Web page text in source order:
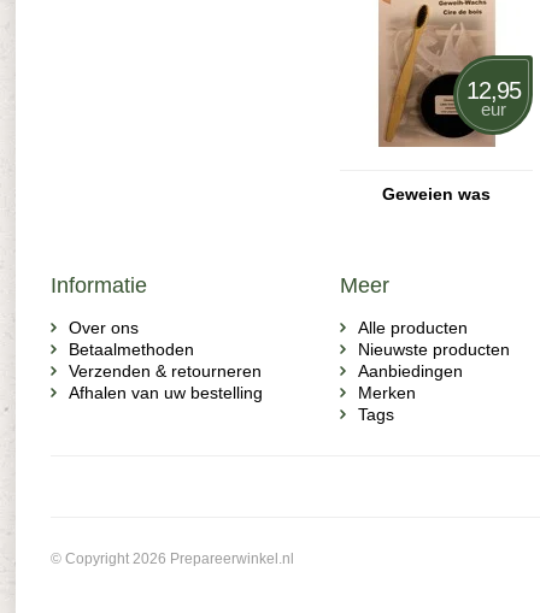
12,95
eur
Geweien was
Informatie
Over ons
Betaalmethoden
Verzenden & retourneren
Afhalen van uw bestelling
Meer
Alle producten
Nieuwste producten
Aanbiedingen
Merken
Tags
© Copyright 2026 Prepareerwinkel.nl